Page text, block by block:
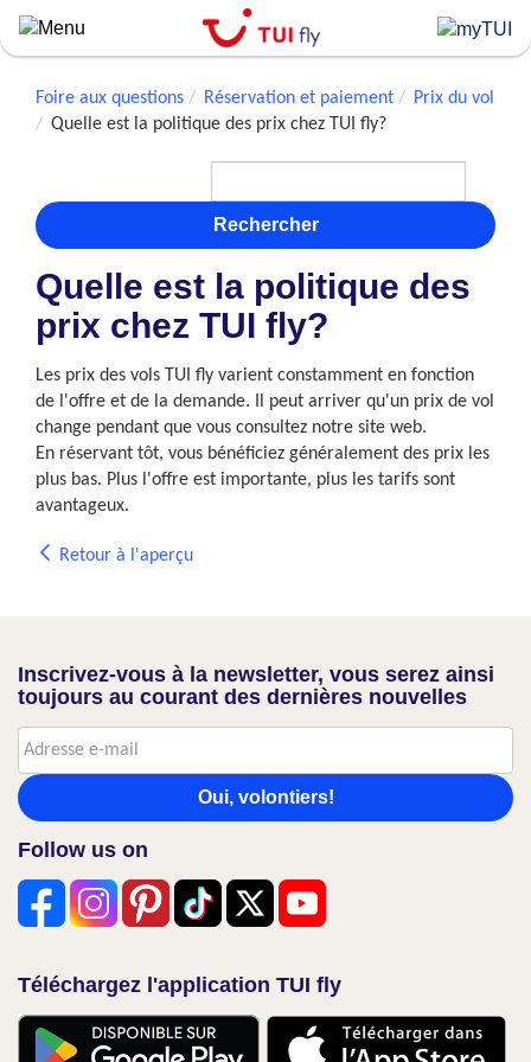
Skip
to
contentFoire aux questions Réservation et paiement
Prix du vol
Quelle est la politique des prix chez TUI fly?
Rechercher
Quelle est la politique des
prix chez TUI fly?
Les prix des vols TUI fly varient constamment en fonction
de l'offre et de la demande. Il peut arriver qu'un prix de vol
change pendant que vous consultez notre site web.
En réservant tôt, vous bénéficiez généralement des prix les
plus bas. Plus l'offre est importante, plus les tarifs sont
avantageux.
Retour à l'aperçu
Inscrivez-vous à la newsletter, vous serez ainsi
toujours au courant des dernières nouvelles
Oui, volontiers!
Follow us on
Téléchargez l'application TUI fly